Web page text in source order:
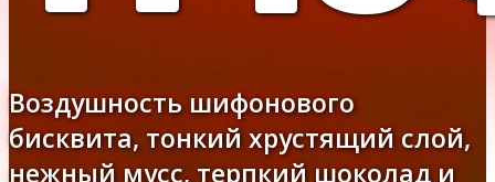
Воздушность шифонового
бисквита, тонкий хрустящий слой,
нежный мусс, терпкий шоколад и